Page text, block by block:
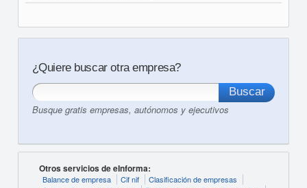
¿Quiere buscar otra empresa?
Busque gratis empresas, autónomos y ejecutivos
Otros servicios de eInforma:
Balance de empresa Cif nif
Clasificación de empresas